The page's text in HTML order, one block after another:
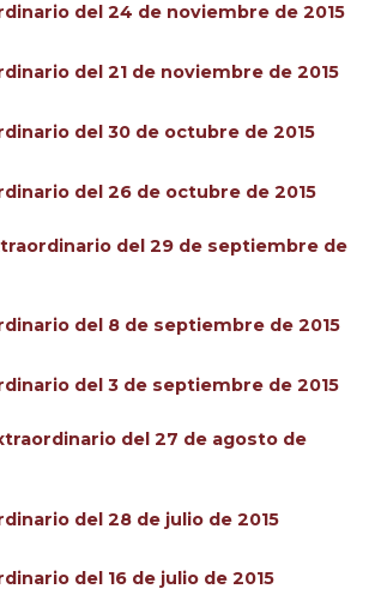
del 24 de noviembre de 2015
del 21 de noviembre de 2015
del 30 de octubre de 2015
del 26 de octubre de 2015
del 29 de septiembre de
del 8 de septiembre de 2015
del 3 de septiembre de 2015
del 27 de agosto de
del 28 de julio de 2015
del 16 de julio de 2015